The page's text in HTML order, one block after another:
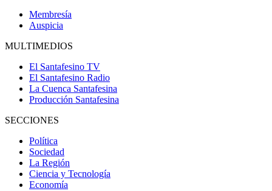
Membresía
Auspicia
MULTIMEDIOS
El Santafesino TV
El Santafesino Radio
La Cuenca Santafesina
Producción Santafesina
SECCIONES
Política
Sociedad
La Región
Ciencia y Tecnología
Economía